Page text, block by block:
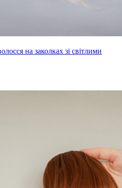
на заколках зі світлими